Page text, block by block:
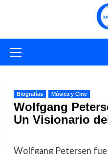
primario
Biografías Música y Cine
Wolfgang
Un Visionario
Wolfgang Petersen fue